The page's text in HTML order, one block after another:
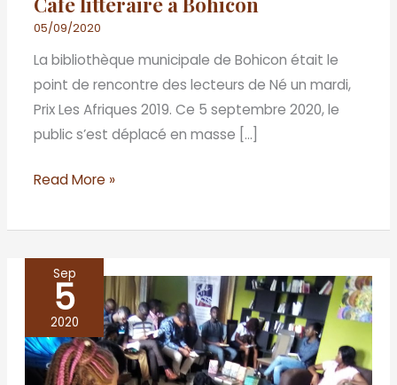
05/09/2020
La bibliothèque municipale de Bohicon était le
point de rencontre des lecteurs de Né un mardi,
Prix Les Afriques 2019. Ce 5 septembre 2020, le
public s’est déplacé en masse […]
Read More »
Sep
5
2020
place
des
femmes